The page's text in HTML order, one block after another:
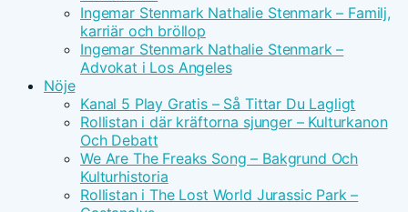
Ingemar Stenmark Nathalie Stenmark – Familj,
karriär och bröllop
Ingemar Stenmark Nathalie Stenmark –
Advokat i Los Angeles
Nöje
Kanal 5 Play Gratis – Så Tittar Du Lagligt
Rollistan i där kräftorna sjunger – Kulturkanon
Och Debatt
We Are The Freaks Song – Bakgrund Och
Kulturhistoria
Rollistan i The Lost World Jurassic Park –